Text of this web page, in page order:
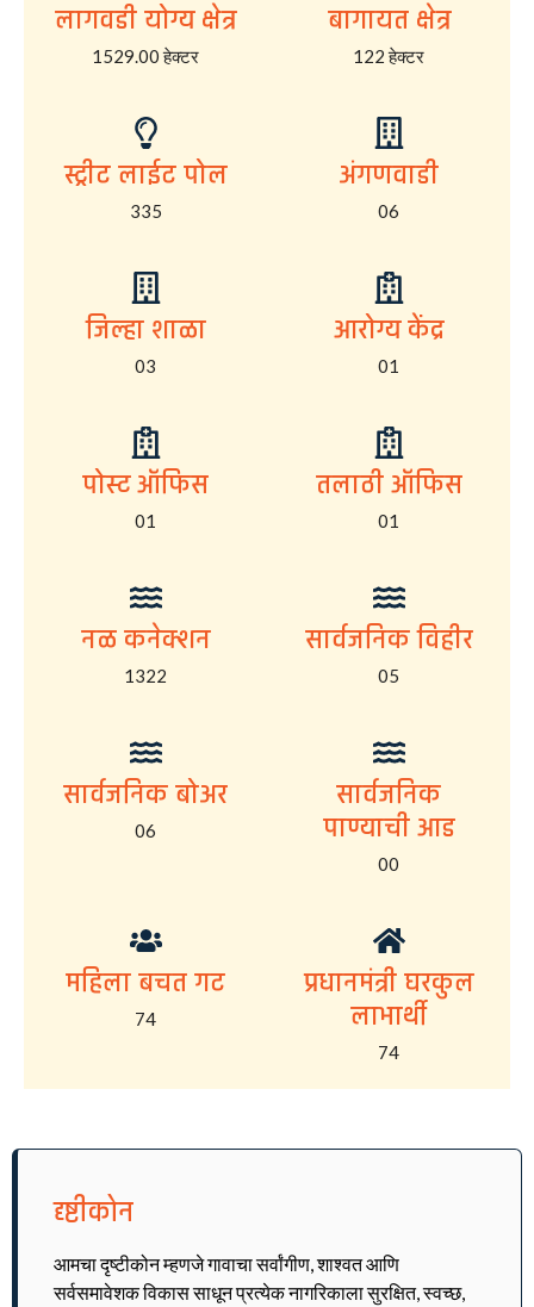
लागवडी योग्य क्षेत्र
1529.00 हेक्टर
बागायत क्षेत्र
122 हेक्टर
स्ट्रीट लाईट पोल
335
अंगणवाडी
06
जिल्हा शाळा
03
आरोग्य केंद्र
01
पोस्ट ऑफिस
01
तलाठी ऑफिस
01
नळ कनेक्शन
1322
सार्वजनिक विहीर
05
सार्वजनिक बोअर
06
सार्वजनिक
पाण्याची आड
00
महिला बचत गट
74
प्रधानमंत्री घरकुल
लाभार्थी
74
दृष्टीकोन
आमचा दृष्टीकोन म्हणजे गावाचा सर्वांगीण, शाश्वत आणि
सर्वसमावेशक विकास साधून प्रत्येक नागरिकाला सुरक्षित, स्वच्छ,